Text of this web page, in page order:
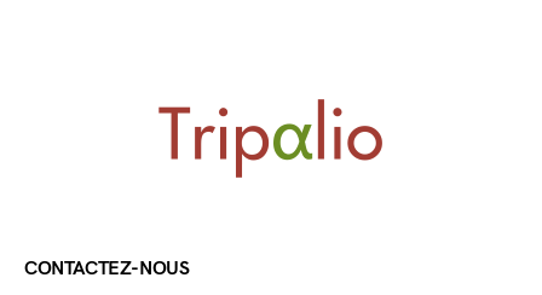
CONTACTEZ-NOUS